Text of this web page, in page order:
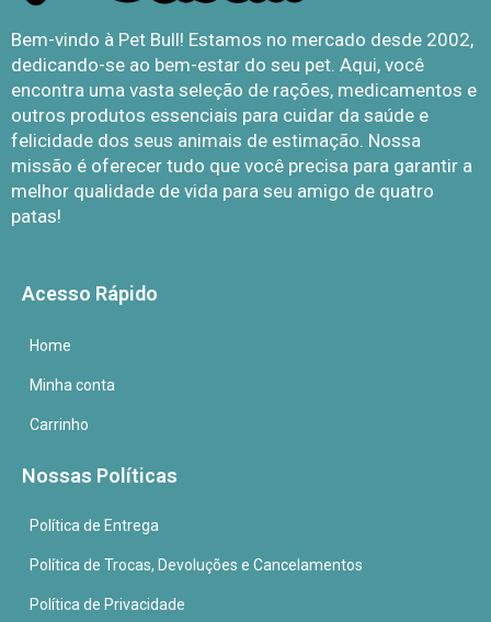
Bem-vindo à Pet Bull! Estamos no mercado desde 2002,
dedicando-se ao bem-estar do seu pet. Aqui, você
encontra uma vasta seleção de rações, medicamentos e
outros produtos essenciais para cuidar da saúde e
felicidade dos seus animais de estimação. Nossa
missão é oferecer tudo que você precisa para garantir a
melhor qualidade de vida para seu amigo de quatro
patas!
Acesso Rápido
Home
Minha conta
Carrinho
Nossas Políticas
Política de Entrega
Política de Trocas, Devoluções e Cancelamentos
Política de Privacidade